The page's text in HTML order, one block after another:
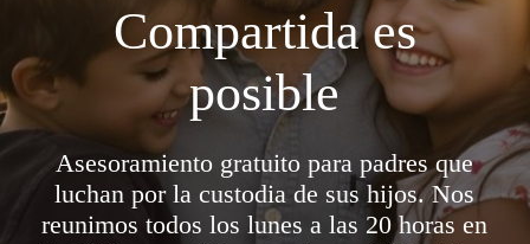
Compartida es
posible
Asesoramiento gratuito para padres que
luchan por la custodia de sus hijos. Nos
reunimos todos los lunes a las 20 horas en